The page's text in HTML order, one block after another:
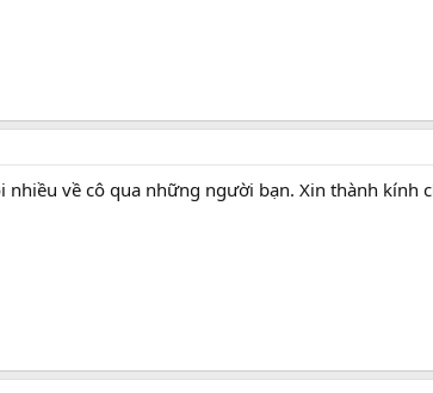
nhiều về cô qua những người bạn. Xin thành kính